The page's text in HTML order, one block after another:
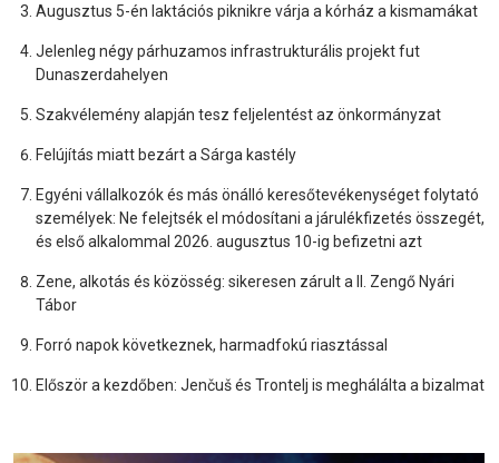
Augusztus 5-én laktációs piknikre várja a kórház a kismamákat
Jelenleg négy párhuzamos infrastrukturális projekt fut
Dunaszerdahelyen
Szakvélemény alapján tesz feljelentést az önkormányzat
Felújítás miatt bezárt a Sárga kastély
Egyéni vállalkozók és más önálló keresőtevékenységet folytató
személyek: Ne felejtsék el módosítani a járulékfizetés összegét,
és első alkalommal 2026. augusztus 10-ig befizetni azt
Zene, alkotás és közösség: sikeresen zárult a II. Zengő Nyári
Tábor
Forró napok következnek, harmadfokú riasztással
Először a kezdőben: Jenčuš és Trontelj is meghálálta a bizalmat